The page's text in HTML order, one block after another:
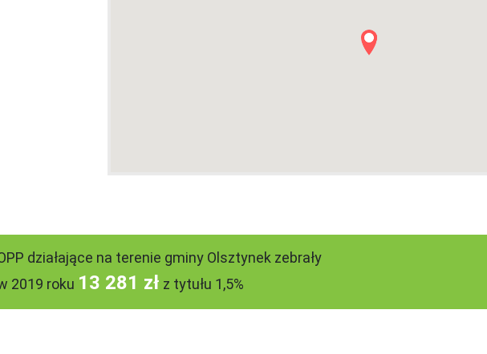
działające na terenie gminy Olsztynek zebrały
2019 roku 13 281 zł z tytułu 1,5%